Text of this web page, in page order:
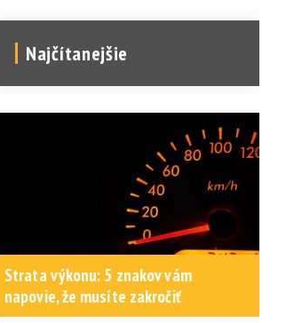
Najčítanejšie
Strata výkonu: 5 znakov vám
napovie, že musíte zakročiť